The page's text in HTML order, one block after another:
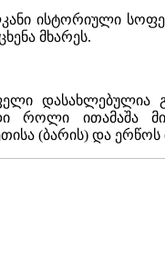
ისტორიული
მხარეს.
დასახლებულია
როლი ითამაშა
(ბარის) და